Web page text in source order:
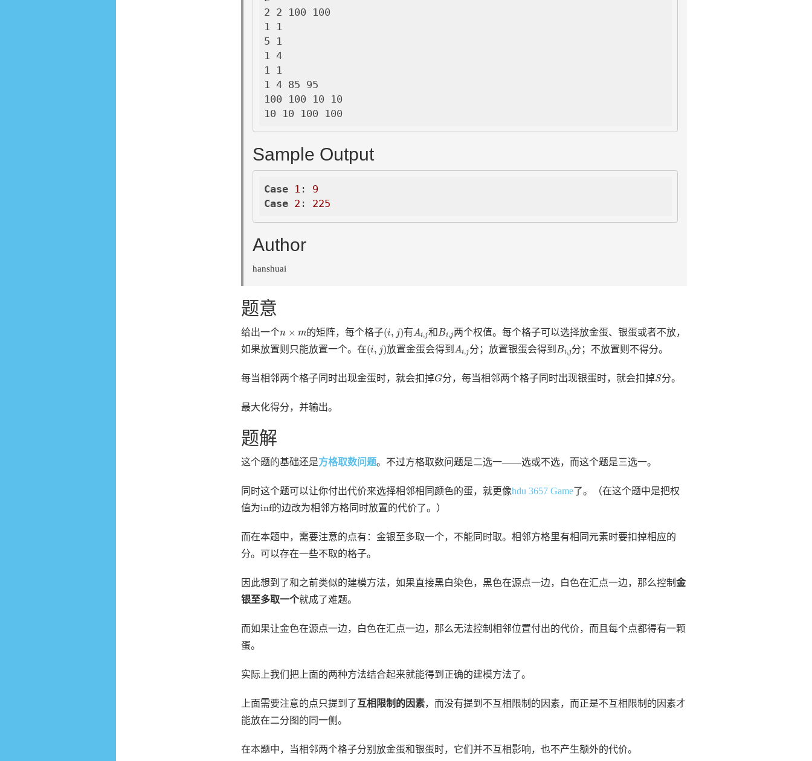
2 2 100 100
1 1
5 1
1 4
1 1
1 4 85 95
100 100 10 10
Sample Output
Case 1 : 9
Case 2 : 225
Author
hanshuai
题意
给出一个n × m
n×m 的矩阵，每个格子(i, j)
(i, 有Ai,j
A 和Bi,j
Bi
两个权值。每个格子可以选择放金蛋、银蛋或者不放，
如果放置则只能放置一个。在(i, j)
(i, 放置金蛋会得到 Ai,j
A 分；放置银蛋会得到 Bi,j
Bi 分；不放置则不得分。
每当相邻两个格子同时出现金蛋时，就会扣掉G
G分，每当相邻两个格子同时出现银蛋时，就会扣掉S
S分。
最大化得分，并输出。
题解
这个题的基础还是方格取数问题。不过方格取数问题是二选一——选或不选，而这个题是三选一。
同时这个题可以让你付出代价来选择相邻相同颜色的蛋，就更像hdu 3657 Game了。（在这个题中是把权
值为inf
inf的边改为相邻方格同时放置的代价了。）
而在本题中，需要注意的点有：金银至多取一个，不能同时取。相邻方格里有相同元素时要扣掉相应的
分。可以存在一些不取的格子。
因此想到了和之前类似的建模方法，如果直接黑白染色，黑色在源点一边，白色在汇点一边，那么控制 金
银至多取一个就成了难题。
而如果让金色在源点一边，白色在汇点一边，那么无法控制相邻位置付出的代价，而且每个点都得有一颗
蛋。
实际上我们把上面的两种方法结合起来就能得到正确的建模方法了。
上面需要注意的点只提到了 互相限制的因素，而没有提到不互相限制的因素，而正是不互相限制的因素才
能放在二分图的同一侧。
在本题中，当相邻两个格子分别放金蛋和银蛋时，它们并不互相影响，也不产生额外的代价。